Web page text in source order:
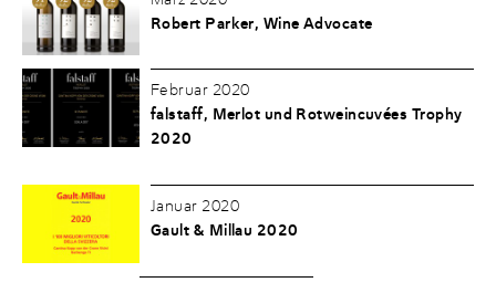
Robert Parker, Wine Advocate
Februar 2020
falstaff, Merlot und Rotweincuvées Trophy
2020
Januar 2020
Gault & Millau 2020